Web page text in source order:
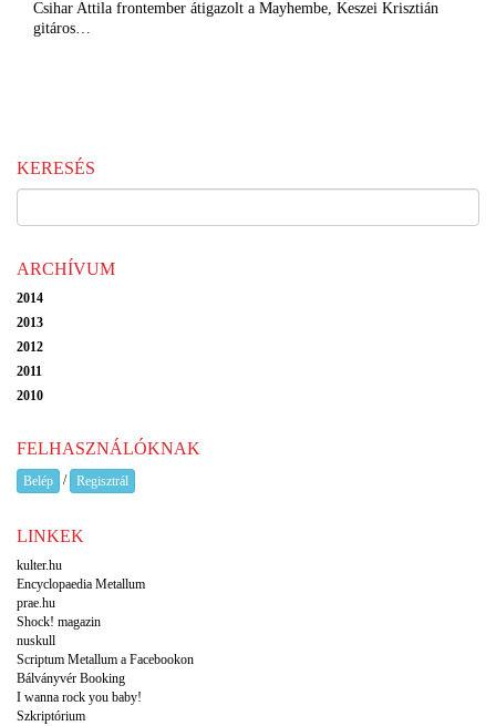
Csihar Attila frontember átigazolt a Mayhembe, Keszei Krisztián
gitáros…
KERESÉS
ARCHÍVUM
2014
2013
2012
2011
2010
FELHASZNÁLÓKNAK
Belép / Regisztrál
LINKEK
kulter.hu
Encyclopaedia Metallum
prae.hu
Shock! magazin
nuskull
Scriptum Metallum a Facebookon
Bálványvér Booking
I wanna rock you baby!
Szkriptórium